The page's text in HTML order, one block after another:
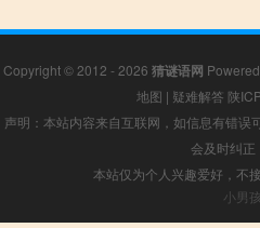
Copyright © 2012 - 2026 猜谜语网
地图 | 疑难解答 陕
声明：本站内容来自互联网，如信息有错
会及时纠正
本站仅为个人兴趣爱好，不
小男孩